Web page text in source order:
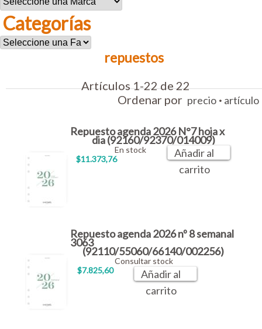
Categorías
repuestos
Artículos 1-22 de 22
Ordenar por precio · artículo
Repuesto agenda 2026 N°7 hoja x
dia (92160/92370/014009)
$11.373,76
En stock
Añadir al
carrito
Repuesto agenda 2026 nº 8 semanal
3063
(92110/55060/66140/002256)
$7.825,60
Consultar stock
Añadir al
carrito